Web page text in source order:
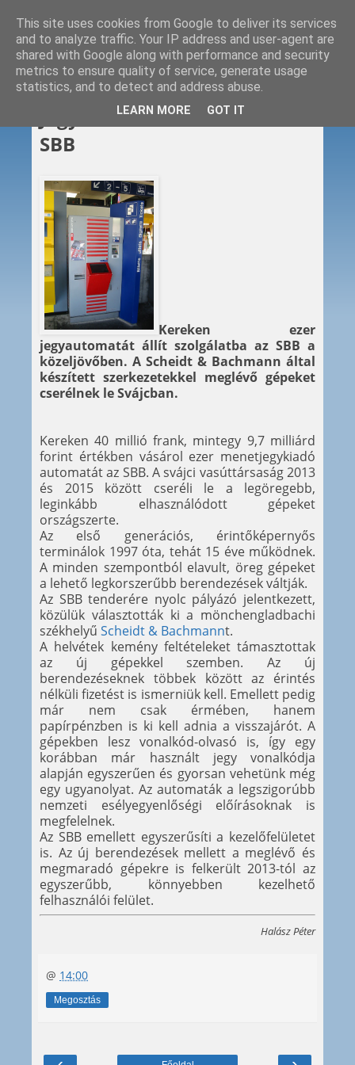
2012. 04. 25.
Jegyautomatákat vesz az
SBB
Kereken ezer
jegyautomatát állít szolgálatba az SBB a
közeljövőben. A Scheidt & Bachmann által
készített szerkezetekkel meglévő gépeket
cserélnek le Svájcban.
Kereken 40 millió frank, mintegy 9,7 milliárd
forint értékben vásárol ezer menetjegykiadó
automatát az SBB. A svájci vasúttársaság 2013
és 2015 között cseréli le a legöregebb,
leginkább elhasználódott gépeket
országszerte.
Az első generációs, érintőképernyős
terminálok 1997 óta, tehát 15 éve működnek.
A minden szempontból elavult, öreg gépeket
a lehető legkorszerűbb berendezések váltják.
Az SBB tenderére nyolc pályázó jelentkezett,
közülük választották ki a mönchengladbachi
székhelyű Scheidt & Bachmannt.
A helvétek kemény feltételeket támasztottak
az új gépekkel szemben. Az új
berendezéseknek többek között az érintés
nélküli fizetést is ismerniük kell. Emellett pedig
már nem csak érmében, hanem
papírpénzben is ki kell adnia a visszajárót. A
gépekben lesz vonalkód-olvasó is, így egy
korábban már használt jegy vonalkódja
alapján egyszerűen és gyorsan vehetünk még
egy ugyanolyat. Az automaták a legszigorúbb
nemzeti esélyegyenlőségi előírásoknak is
megfelelnek.
Az SBB emellett egyszerűsíti a kezelőfelületet
is. Az új berendezések mellett a meglévő és
megmaradó gépekre is felkerült 2013-tól az
egyszerűbb, könnyebben kezelhető
felhasználói felület.
Halász Péter
@ 14:00
Megosztás
This site uses cookies from Google to deliver its services
and to analyze traffic. Your IP address and user-agent are
shared with Google along with performance and security
metrics to ensure quality of service, generate usage
statistics, and to detect and address abuse.
LEARN MORE GOT IT